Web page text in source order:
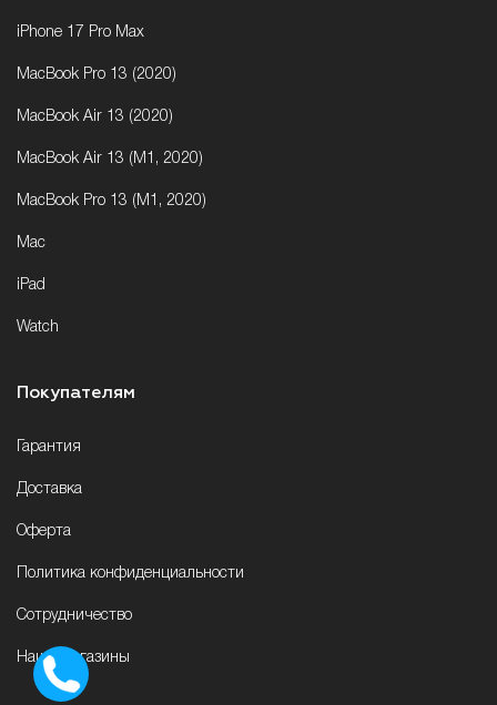
iPhone 17 Pro Max
MacBook Pro 13 (2020)
MacBook Air 13 (2020)
MacBook Air 13 (M1, 2020)
MacBook Pro 13 (M1, 2020)
Mac
iPad
Watch
Покупателям
Гарантия
Доставка
Оферта
Политика конфиденциальности
Сотрудничество
Наши магазины